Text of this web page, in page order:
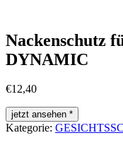
Nackenschutz
DYNAMIC
€12,40
jetzt ansehen *
Kategorie: